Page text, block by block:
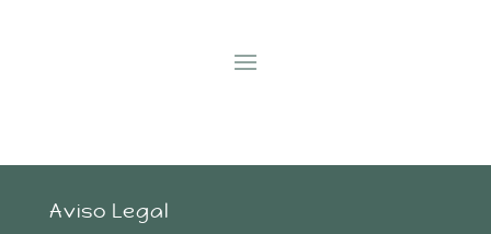
Aviso Legal